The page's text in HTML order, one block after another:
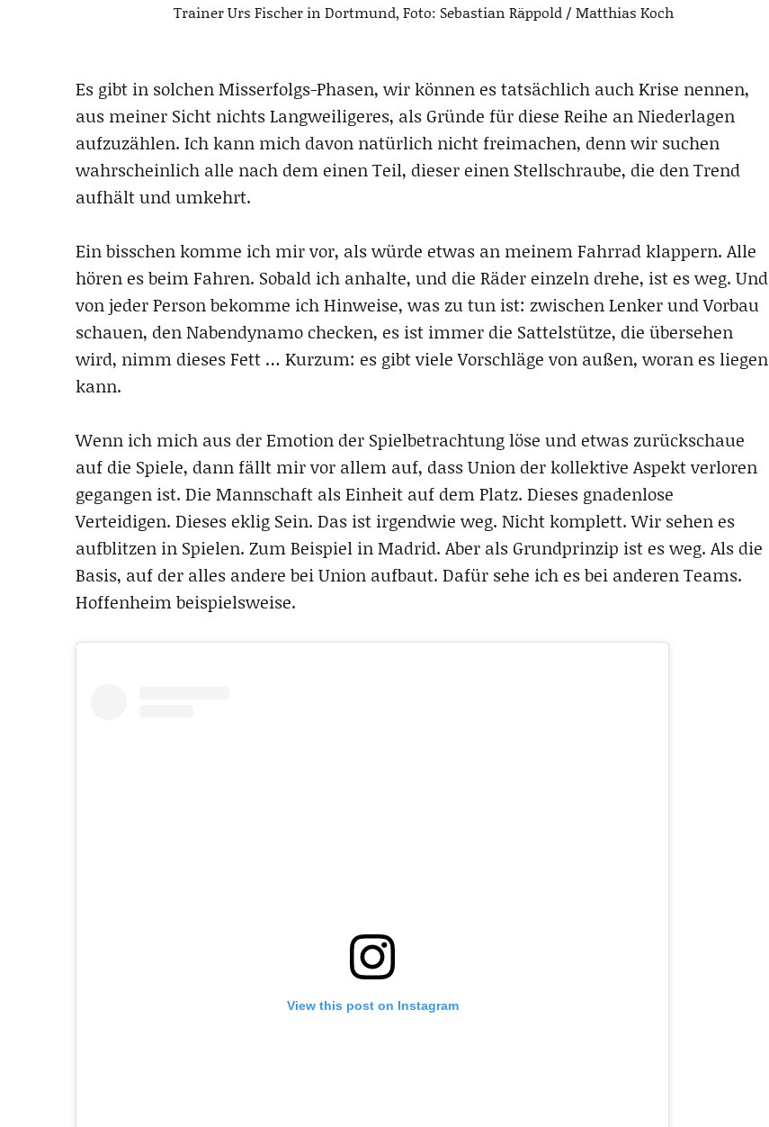
Trainer Urs Fischer in Dortmund, Foto: Sebastian Räppold / Matthias Koch
Es gibt in solchen Misserfolgs-Phasen, wir können es tatsächlich auch Krise nennen,
aus meiner Sicht nichts Langweiligeres, als Gründe für diese Reihe an Niederlagen
aufzuzählen. Ich kann mich davon natürlich nicht freimachen, denn wir suchen
wahrscheinlich alle nach dem einen Teil, dieser einen Stellschraube, die den Trend
aufhält und umkehrt.
Ein bisschen komme ich mir vor, als würde etwas an meinem Fahrrad klappern. Alle
hören es beim Fahren. Sobald ich anhalte, und die Räder einzeln drehe, ist es weg. Und
von jeder Person bekomme ich Hinweise, was zu tun ist: zwischen Lenker und Vorbau
schauen, den Nabendynamo checken, es ist immer die Sattelstütze, die übersehen
wird, nimm dieses Fett … Kurzum: es gibt viele Vorschläge von außen, woran es liegen
kann.
Wenn ich mich aus der Emotion der Spielbetrachtung löse und etwas zurückschaue
auf die Spiele, dann fällt mir vor allem auf, dass Union der kollektive Aspekt verloren
gegangen ist. Die Mannschaft als Einheit auf dem Platz. Dieses gnadenlose
Verteidigen. Dieses eklig Sein. Das ist irgendwie weg. Nicht komplett. Wir sehen es
aufblitzen in Spielen. Zum Beispiel in Madrid. Aber als Grundprinzip ist es weg. Als die
Basis, auf der alles andere bei Union aufbaut. Dafür sehe ich es bei anderen Teams.
Hoffenheim beispielsweise.
View this post on Instagram